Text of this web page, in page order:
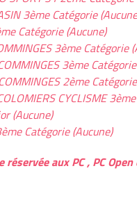
3ème Catégorie
Catégorie (Aucune)
3ème Catégorie
3ème
2ème
CYCLISME
(Aucune)
Catégorie (Aucune)
aux PC , PC